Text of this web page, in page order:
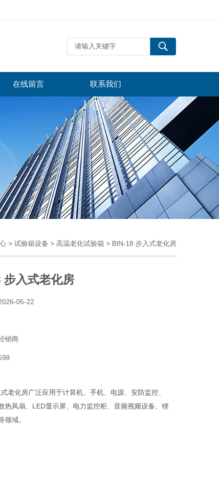
在线留言 联系我们
> 试验箱设备 > 高温老化试验箱 > BIN-18 步入式老化房
步入式老化房
05-22
销商
老化房广泛应用于计算机、手机、电源、安防监控、
热风扇、LED显示屏、电力监控柜、音频视频设备、锂
领域。